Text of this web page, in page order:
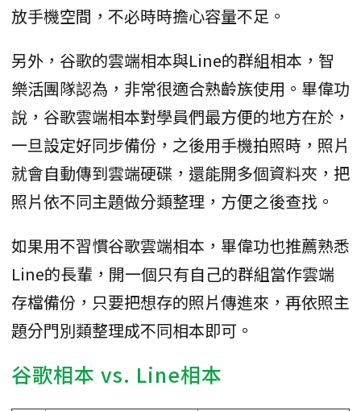
放手機空間，不必時時擔心容量不足。
另外，谷歌的雲端相本與Line的群組相本，智
樂活團隊認為，非常很適合熟齡族使用。畢偉功
說，谷歌雲端相本對學員們最方便的地方在於，
一旦設定好同步備份，之後用手機拍照時，照片
就會自動傳到雲端硬碟，還能開多個資料夾，把
照片依不同主題做分類整理，方便之後查找。
如果用不習慣谷歌雲端相本，畢偉功也推薦熟悉
Line的長輩，開一個只有自己的群組當作雲端
存檔備份，只要把想存的照片傳進來，再依照主
題分門別類整理成不同相本即可。
谷歌相本 vs. Line相本